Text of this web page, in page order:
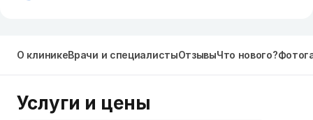
О клиникеВрачи и специалистыОтзывыЧто нового?
Услуги и цены